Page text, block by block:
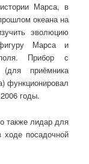
Марса, в
океана на
эволюцию
Марса и
поля. Прибор с
приёмника
функционировал
годы.
также лидар для
посадочной